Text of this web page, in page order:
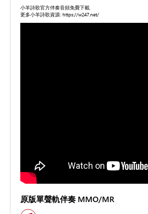
小羊詩歌官方伴奏音頻免費下載.
更多小羊詩歌資源: https://w247.net/
原版單聲軌伴奏 MMO/MR